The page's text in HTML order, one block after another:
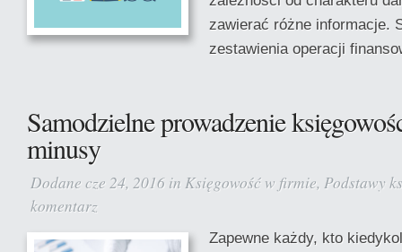
zawierać różne informacje.
zestawienia operacji
Samodzielne prowadzenie
minusy
Dodane cze 24, 2016 in Księgowość w firmie, Podstawy
komentarz
Zapewne każdy, kto